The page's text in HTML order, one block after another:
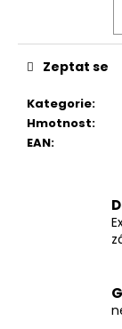
Kategorie:
Hmotnost:
EAN:
Zeptat se
259
Kč